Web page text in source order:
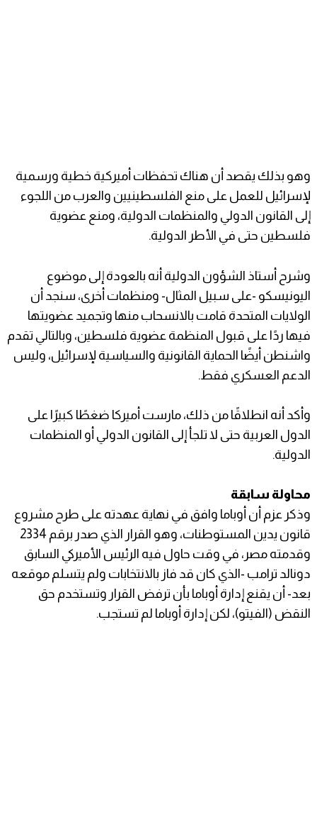
وهو بذلك يقصد أن هناك تحفظات أميركية خطية ورسمية
لإسرائيل للعمل على منع الفلسطينيين والعرب من اللجوء
إلى القانون الدولي والمنظمات الدولية، ومنع عضوية
فلسطين حتى في الأطر الدولية.
وشرح أستاذ الشؤون الدولية أنه بالعودة إلى موضوع
اليونيسكو -على سبيل المثال- ومنظمات أخرى، سنجد أن
الولايات المتحدة قامت بالانسحاب منها وتجميد عضويتها
فيها ردًا على قبول المنظمة عضوية فلسطين، وبالتالي تقدم
واشنطن أيضًا الحماية القانونية والسياسية لإسرائيل، وليس
الدعم العسكري فقط.
وأكد أنه انطلاقًا من ذلك، مارست أميركا ضغطًا كبيرًا على
الدول العربية حتى لا تلجأ إلى القانون الدولي أو المنظمات
الدولية.
محاولة سابقة
وذكر عزم أن أوباما وافق في نهاية عهدته على طرح مشروع
قانون يدين المستوطنات، وهو القرار الذي صدر برقم 2334
وقدمته مصر، في وقت حاول فيه الرئيس الأميركي السابق
دونالد ترامب -الذي كان قد فاز بالانتخابات ولم يتسلم موقعه
بعد- أن يقنع إدارة أوباما بأن ترفض القرار وتستخدم حق
النقض (الفيتو)، لكن إدارة أوباما لم تستجب.